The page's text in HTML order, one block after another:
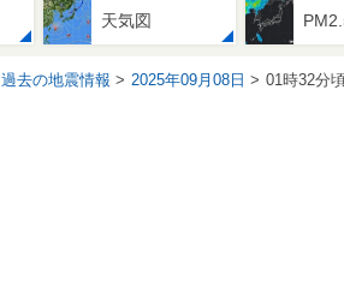
天気図
過去の地震情報 2025年09月08日 01時32分